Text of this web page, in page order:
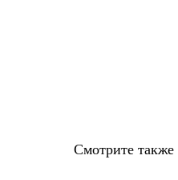
Смотрите также